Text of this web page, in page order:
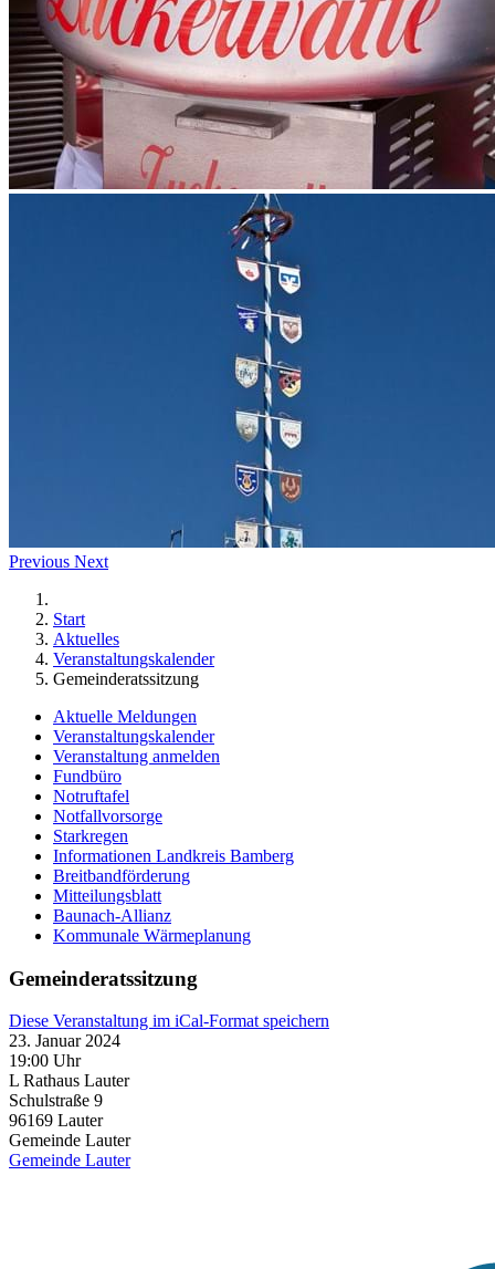
Previous Next
Start
Aktuelles
Veranstaltungskalender
Gemeinderatssitzung
Aktuelle Meldungen
Veranstaltungskalender
Veranstaltung anmelden
Fundbüro
Notruftafel
Notfallvorsorge
Starkregen
Informationen Landkreis Bamberg
Breitbandförderung
Mitteilungsblatt
Baunach-Allianz
Kommunale Wärmeplanung
Gemeinderatssitzung
Diese Veranstaltung im iCal-Format speichern
23. Januar 2024
19:00 Uhr
L Rathaus Lauter
Schulstraße 9
96169 Lauter
Gemeinde Lauter
Gemeinde Lauter